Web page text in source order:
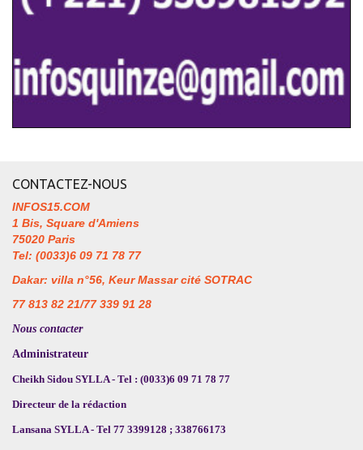
CONTACTEZ-NOUS
INFOS15.COM
1 Bis, Square d'Amiens
75020 Paris
Tel: (0033)6 09 71 78 77
Dakar: villa n°56, Keur Massar cité SOTRAC
77 813 82 21/77 339 91 28
Nous contacter
Administrateur
Cheikh Sidou SYLLA - Tel : (0033)6 09 71 78 77
Directeur de la rédaction
Lansana SYLLA - Tel 77 3399128 ; 338766173